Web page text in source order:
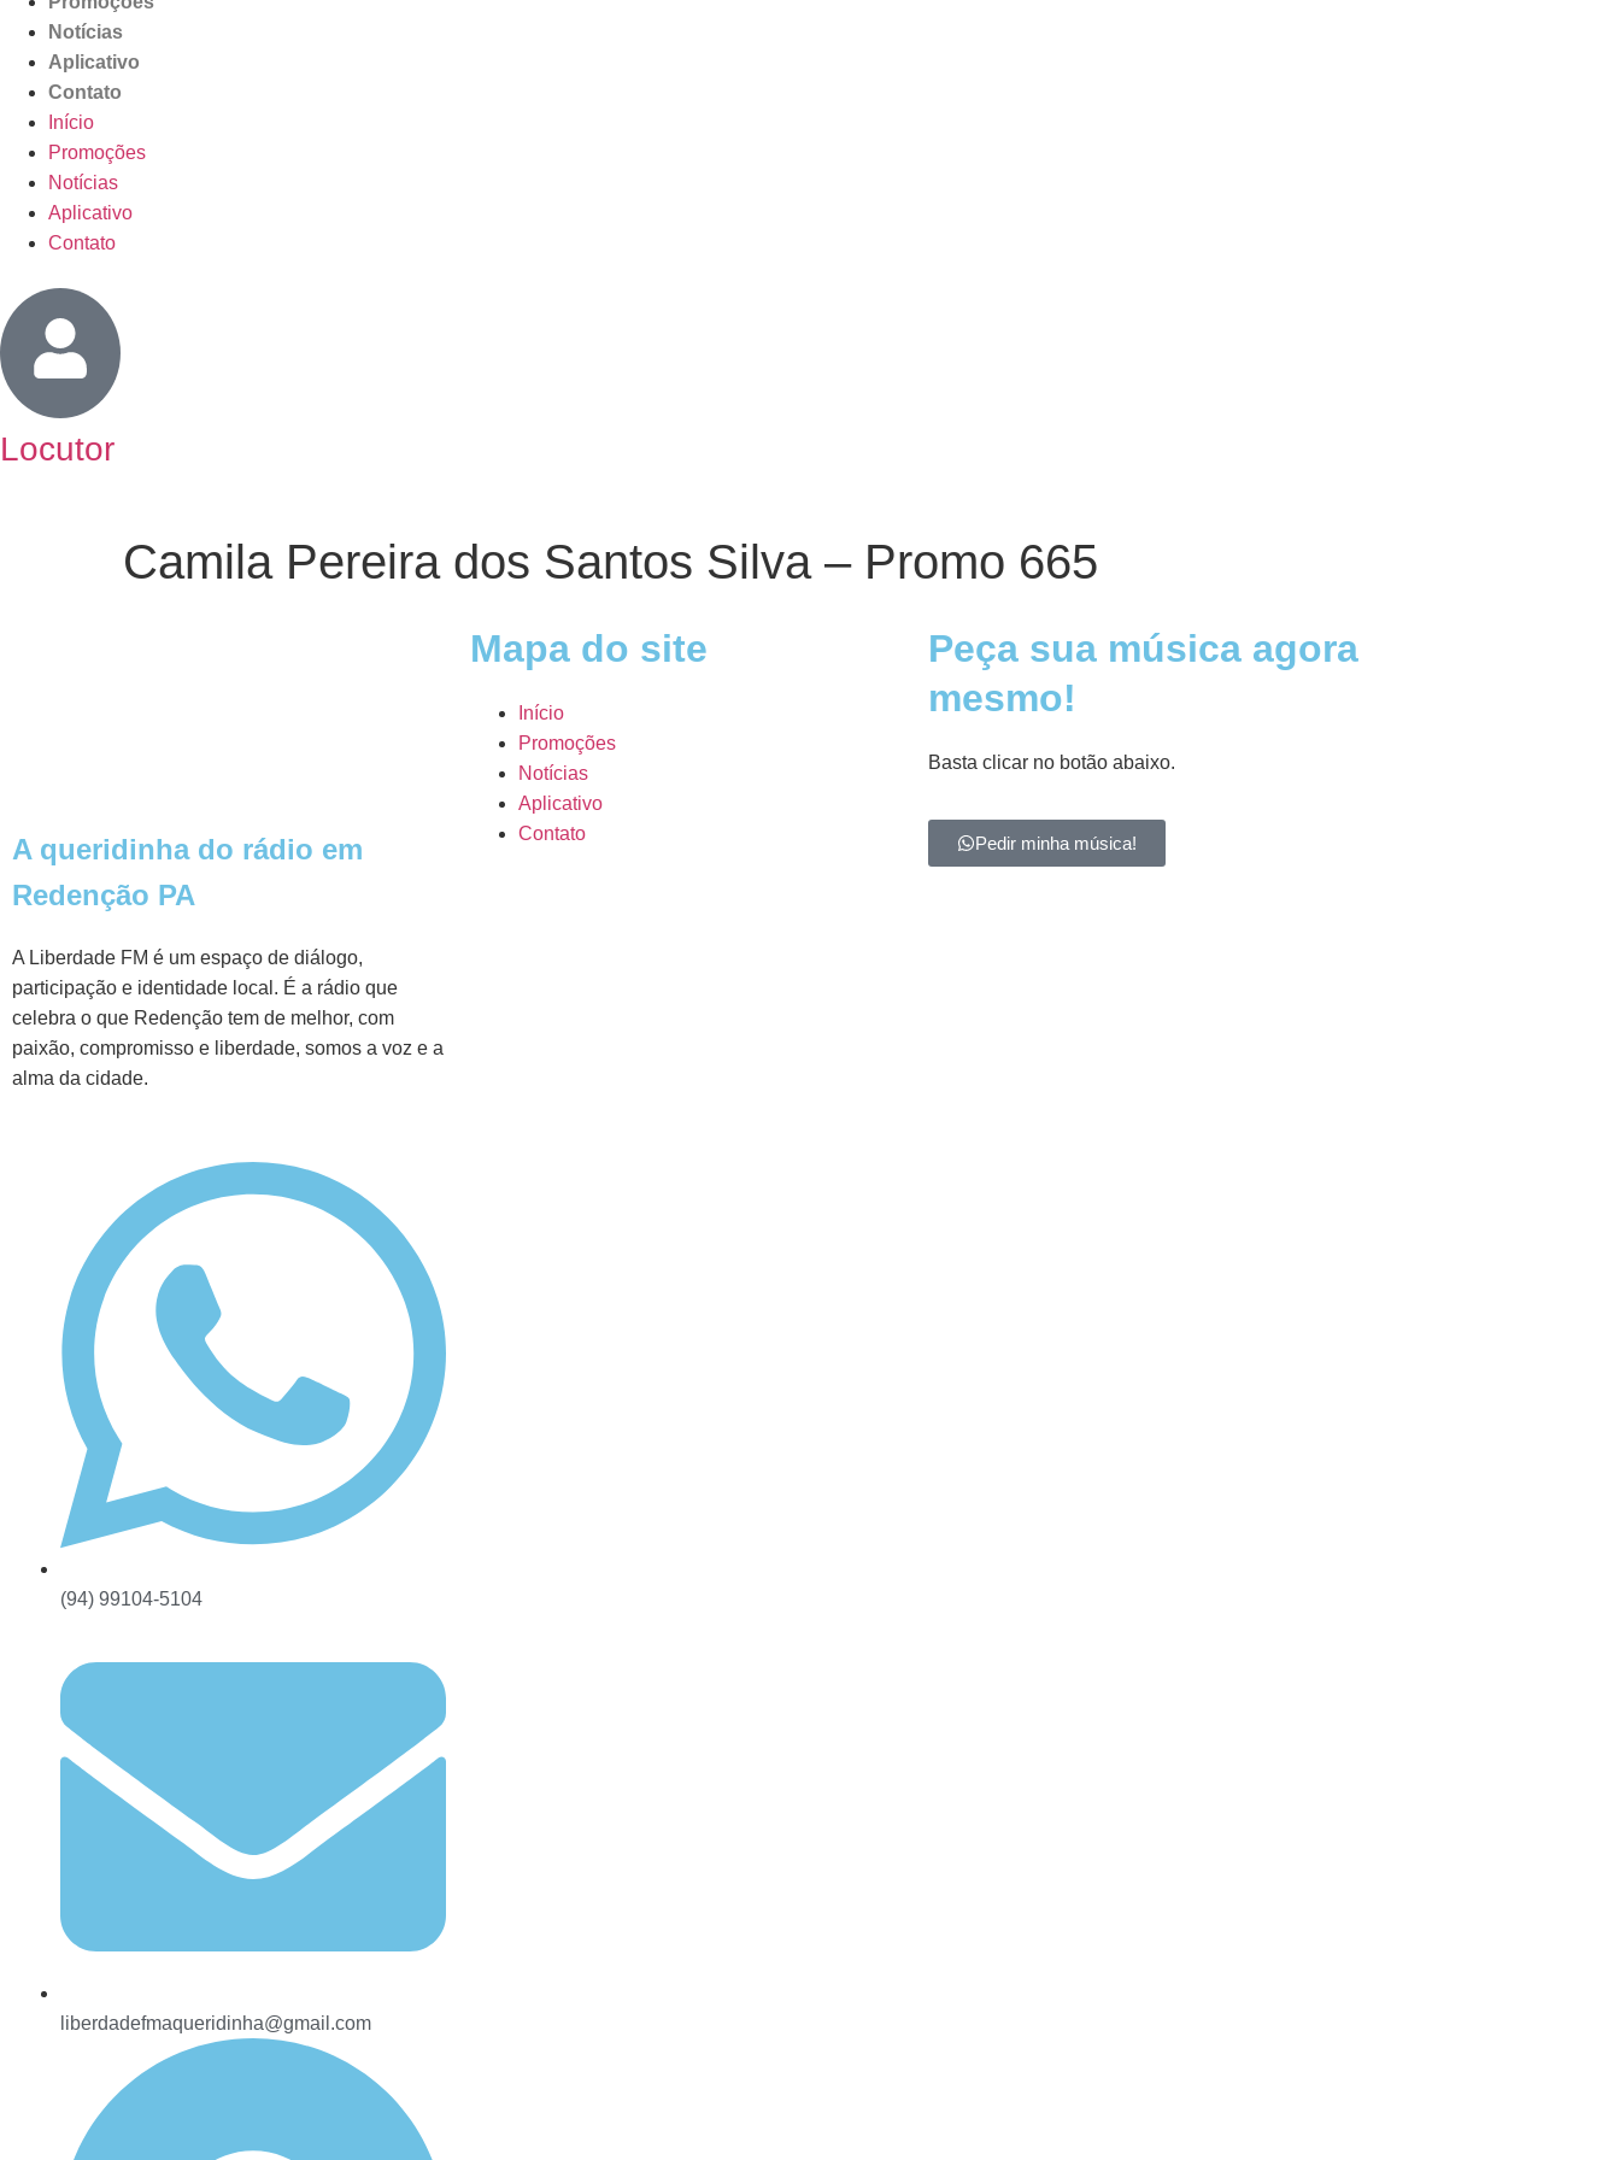
Notícias
Aplicativo
Contato
Início
Promoções
Notícias
Aplicativo
Contato
Locutor
Camila Pereira dos Santos Silva – Promo 665
A queridinha do rádio em
Redenção PA
A Liberdade FM é um espaço de diálogo,
participação e identidade local. É a rádio que
celebra o que Redenção tem de melhor, com
paixão, compromisso e liberdade, somos a voz e a
alma da cidade.
(94) 99104-5104
liberdadefmaqueridinha@gmail.com
Mapa do site
Início
Promoções
Notícias
Aplicativo
Contato
Peça sua música agora
mesmo!
Basta clicar no botão abaixo.
Pedir minha música!